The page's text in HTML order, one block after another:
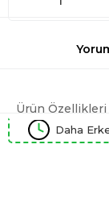
Ürün Özellikleri
Daha